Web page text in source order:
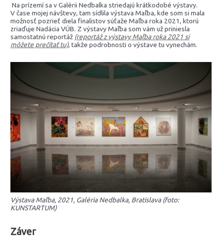
Na prízemí sa v Galérii Nedbalka striedajú krátkodobé výstavy.
V čase mojej návštevy, tam sídlila výstava Maľba, kde som si mala
možnosť pozrieť diela finalistov súťaže Maľba roka 2021, ktorú
zriaďuje Nadácia VÚB. Z výstavy Maľba som vám už priniesla
samostatnú reportáž (reportáž z výstavy Maľba roka 2021 si
môžete prečítať tu), takže podrobnosti o výstave tu vynechám.
Výstava Maľba, 2021, Galéria Nedbalka, Bratislava (foto:
KUNSTARTUM)
Záver